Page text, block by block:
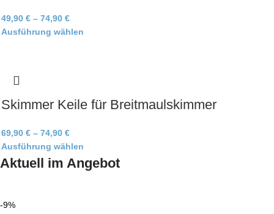
49,90 € – 74,90 €
Ausführung wählen
Skimmer Keile für Breitmaulskimmer
69,90 € – 74,90 €
Ausführung wählen
Aktuell im Angebot
-9%